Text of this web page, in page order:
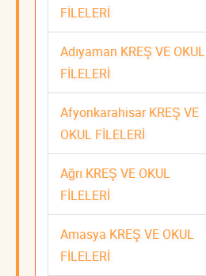
FİLELERİ
Adıyaman KREŞ VE OKUL
FİLELERİ
Afyonkarahisar KREŞ VE
OKUL FİLELERİ
Ağrı KREŞ VE OKUL
FİLELERİ
Amasya KREŞ VE OKUL
FİLELERİ